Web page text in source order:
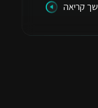
קריאה